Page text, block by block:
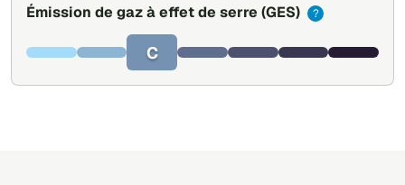
Émission de gaz à effet de serre (GES) ?
C